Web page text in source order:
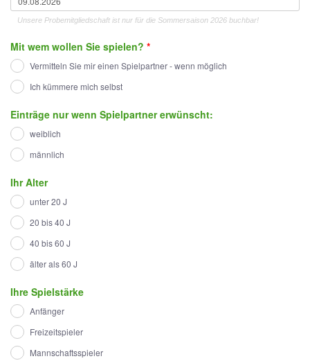
Unsere Probemitgliedschaft ist nur für die Sommersaison 2026 buchbar!
Mit wem wollen Sie spielen? *
Vermitteln Sie mir einen Spielpartner - wenn möglich
Ich kümmere mich selbst
Einträge nur wenn Spielpartner erwünscht:
weiblich
männlich
Ihr Alter
unter 20 J
20 bis 40 J
40 bis 60 J
älter als 60 J
Ihre Spielstärke
Anfänger
Freizeitspieler
Mannschaftsspieler